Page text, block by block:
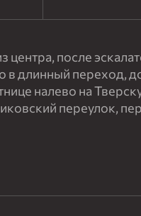
после
в длинный переход,
налево на
переулок,